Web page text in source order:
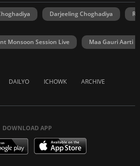
Darjeeling Choghadiya
Monsoon Session Live Maa Gauri Aarti
DAILYO ICHOWK ARCHIVE
DOWNLOAD APP